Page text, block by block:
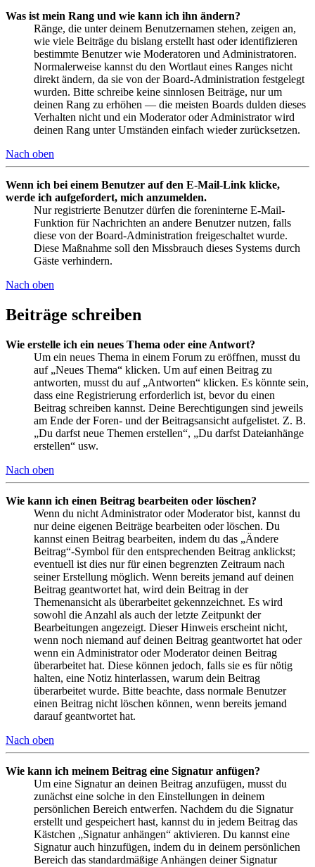
Was ist mein Rang und wie kann ich ihn ändern?
Ränge, die unter deinem Benutzernamen stehen, zeigen an,
wie viele Beiträge du bislang erstellt hast oder identifizieren
bestimmte Benutzer wie Moderatoren und Administratoren.
Normalerweise kannst du den Wortlaut eines Ranges nicht
direkt ändern, da sie von der Board-Administration festgelegt
wurden. Bitte schreibe keine sinnlosen Beiträge, nur um
deinen Rang zu erhöhen — die meisten Boards dulden dieses
Verhalten nicht und ein Moderator oder Administrator wird
deinen Rang unter Umständen einfach wieder zurücksetzen.
Nach oben
Wenn ich bei einem Benutzer auf den E-Mail-Link klicke,
werde ich aufgefordert, mich anzumelden.
Nur registrierte Benutzer dürfen die foreninterne E-Mail-
Funktion für Nachrichten an andere Benutzer nutzen, falls
diese von der Board-Administration freigeschaltet wurde.
Diese Maßnahme soll den Missbrauch dieses Systems durch
Gäste verhindern.
Nach oben
Beiträge schreiben
Wie erstelle ich ein neues Thema oder eine Antwort?
Um ein neues Thema in einem Forum zu eröffnen, musst du
auf „Neues Thema“ klicken. Um auf einen Beitrag zu
antworten, musst du auf „Antworten“ klicken. Es könnte sein,
dass eine Registrierung erforderlich ist, bevor du einen
Beitrag schreiben kannst. Deine Berechtigungen sind jeweils
am Ende der Foren- und der Beitragsansicht aufgelistet. Z. B.
„Du darfst neue Themen erstellen“, „Du darfst Dateianhänge
erstellen“ usw.
Nach oben
Wie kann ich einen Beitrag bearbeiten oder löschen?
Wenn du nicht Administrator oder Moderator bist, kannst du
nur deine eigenen Beiträge bearbeiten oder löschen. Du
kannst einen Beitrag bearbeiten, indem du das „Ändere
Beitrag“-Symbol für den entsprechenden Beitrag anklickst;
eventuell ist dies nur für einen begrenzten Zeitraum nach
seiner Erstellung möglich. Wenn bereits jemand auf deinen
Beitrag geantwortet hat, wird dein Beitrag in der
Themenansicht als überarbeitet gekennzeichnet. Es wird
sowohl die Anzahl als auch der letzte Zeitpunkt der
Bearbeitungen angezeigt. Dieser Hinweis erscheint nicht,
wenn noch niemand auf deinen Beitrag geantwortet hat oder
wenn ein Administrator oder Moderator deinen Beitrag
überarbeitet hat. Diese können jedoch, falls sie es für nötig
halten, eine Notiz hinterlassen, warum dein Beitrag
überarbeitet wurde. Bitte beachte, dass normale Benutzer
einen Beitrag nicht löschen können, wenn bereits jemand
darauf geantwortet hat.
Nach oben
Wie kann ich meinem Beitrag eine Signatur anfügen?
Um eine Signatur an deinen Beitrag anzufügen, musst du
zunächst eine solche in den Einstellungen in deinem
persönlichen Bereich entwerfen. Nachdem du die Signatur
erstellt und gespeichert hast, kannst du in jedem Beitrag das
Kästchen „Signatur anhängen“ aktivieren. Du kannst eine
Signatur auch hinzufügen, indem du in deinem persönlichen
Bereich das standardmäßige Anhängen deiner Signatur